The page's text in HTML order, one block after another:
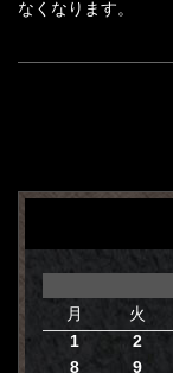
なくなります。
月
火
1 2
8
9